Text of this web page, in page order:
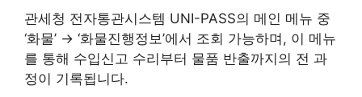
관세청 전자통관시스템 UNI-PASS의 메인 메뉴 중
‘화물’ → ‘화물진행정보’에서 조회 가능하며, 이 메뉴
를 통해 수입신고 수리부터 물품 반출까지의 전 과
정이 기록됩니다.